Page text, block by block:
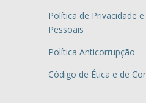
Política de Privacidade
Pessoais
Política Anticorrupção
Código de Ética e de